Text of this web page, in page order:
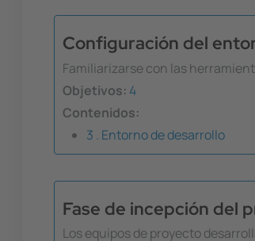
Configuración del
Familiarizarse con las
Objetivos: 4
Contenidos:
3 . Entorno de desarrollo
Fase de incepción del
Los equipos de proyecto